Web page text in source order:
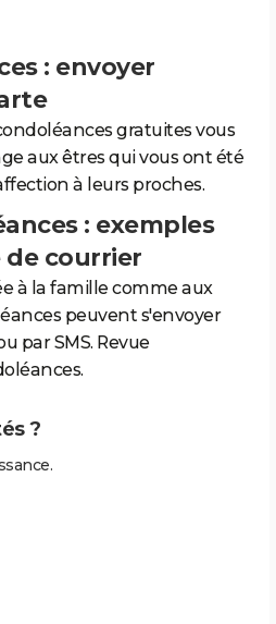
: envoyer
gratuites vous
aux êtres qui vous ont été
à leurs proches.
: exemples
courrier
à la famille comme aux
peuvent s'envoyer
par SMS. Revue
?